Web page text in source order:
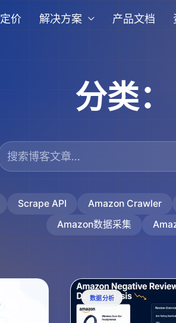
定价 解决方案 产品文档
分类：
Scrape API Amazon Crawler
Amazon数据采集
数据分析